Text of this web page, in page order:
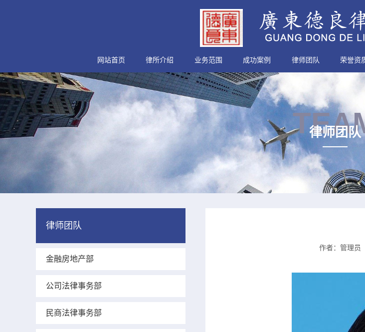
网站首页 律所介绍 业务范围 成功案例 律师团队 荣誉资
律师团队
律师团队
金融房地产部
公司法律事务部
民商法律事务部
作者：管理员